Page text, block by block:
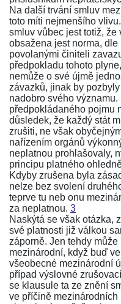
Na další trvání smluv
toto míti nejmenšího
smluv vůbec jest totiž, že
obsažena jest norma,
povolanými činiteli
předpokladu tohoto
nemůže o své újmě
závazků, jinak by
nadobro svého
předpokládaného pojmu
důsledek, že každý stát
zrušiti, ne však
nařízením orgánů
neplatnou prohlašovaly,
principu platného
Kdyby zrušena byla
nelze bez svolení
teprve tu neb onu
za neplatnou. 3
Naskýtá se však otázka,
své platnosti již válkou
záporně. Jen tehdy
mezinárodní, když buď
všeobecné mezinárodní
případ výslovné
se klausule ta ze znění
ve příčině